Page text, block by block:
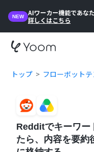
NEW
AIワーカー機能であな
詳しくはこちら
トップ フローボット
Redditでキーワー
たら、内容を要